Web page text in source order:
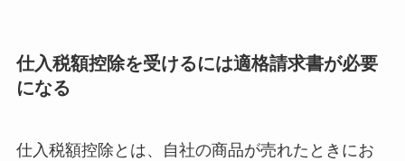
仕入税額控除を受けるには適格請求書が必要
になる
仕入税額控除とは、自社の商品が売れたときにお